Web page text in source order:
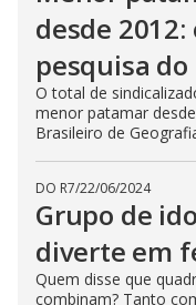
desde
pesquisa do
O total de
menor patamar
Brasileiro de
DO R7/22/06/2024
Grupo de
diverte em
Quem disse que
combinam? Tanto